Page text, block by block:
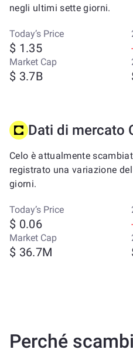
negli ultimi sette giorni.
Today’s Price
$ 1.35
Market Cap
$ 3.7B
Dati di mercato
Celo è attualmente
registrato una variazione
giorni.
Today’s Price
$ 0.06
Market Cap
$ 36.7M
Perché